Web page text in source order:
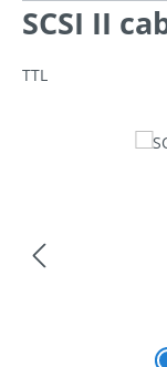
SCSI II
TTL
Skip image gallery